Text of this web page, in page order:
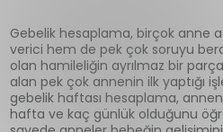
Gebelik hesaplama, birçok anne
verici hem de pek çok soruyu
olan hamileliğin ayrılmaz bir
alan pek çok annenin ilk yaptığı
gebelik haftası hesaplama,
hafta ve kaç günlük olduğunu